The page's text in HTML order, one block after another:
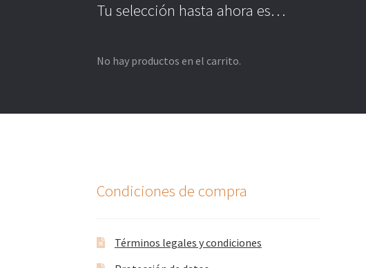
Tu selección hasta ahora es…
No hay productos en el carrito.
Condiciones de compra
Términos legales y condiciones